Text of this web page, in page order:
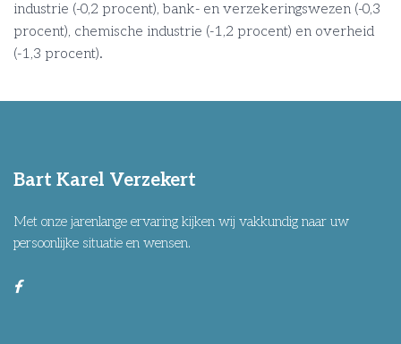
industrie (-0,2 procent), bank- en verzekeringswezen (-0,3
procent), chemische industrie (-1,2 procent) en overheid
(-1,3 procent).
Bart Karel Verzekert
Met onze jarenlange ervaring kijken wij vakkundig naar uw
persoonlijke situatie en wensen.